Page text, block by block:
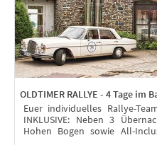
OLDTIMER RALLYE - 4 Tage im
Euer individuelles Rallye-
INKLUSIVE: Neben 3
Hohen Bogen sowie All-